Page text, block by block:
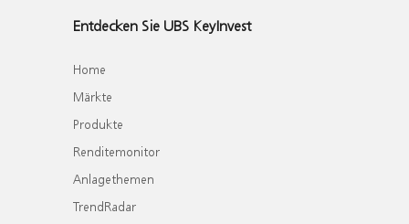
Entdecken Sie UBS KeyInvest
Home
Märkte
Produkte
Renditemonitor
Anlagethemen
TrendRadar